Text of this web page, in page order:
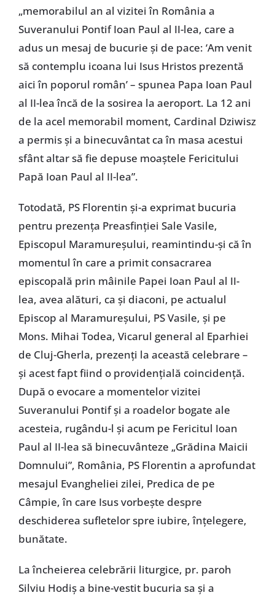
„memorabilul an al vizitei în România a
Suveranului Pontif Ioan Paul al II-lea, care a
adus un mesaj de bucurie şi de pace: ‘Am venit
să contemplu icoana lui Isus Hristos prezentă
aici în poporul român’ – spunea Papa Ioan Paul
al II-lea încă de la sosirea la aeroport. La 12 ani
de la acel memorabil moment, Cardinal Dziwisz
a permis şi a binecuvântat ca în masa acestui
sfânt altar să fie depuse moaştele Fericitului
Papă Ioan Paul al II-lea”.
Totodată, PS Florentin şi-a exprimat bucuria
pentru prezenţa Preasfinţiei Sale Vasile,
Episcopul Maramureşului, reamintindu-şi că în
momentul în care a primit consacrarea
episcopală prin mâinile Papei Ioan Paul al II-
lea, avea alături, ca şi diaconi, pe actualul
Episcop al Maramureşului, PS Vasile, şi pe
Mons. Mihai Todea, Vicarul general al Eparhiei
de Cluj-Gherla, prezenţi la această celebrare –
şi acest fapt fiind o providenţială coincidenţă.
După o evocare a momentelor vizitei
Suveranului Pontif şi a roadelor bogate ale
acesteia, rugându-l şi acum pe Fericitul Ioan
Paul al II-lea să binecuvânteze „Grădina Maicii
Domnului”, România, PS Florentin a aprofundat
mesajul Evangheliei zilei, Predica de pe
Câmpie, în care Isus vorbeşte despre
deschiderea sufletelor spre iubire, înţelegere,
bunătate.
La încheierea celebrării liturgice, pr. paroh
Silviu Hodiş a bine-vestit bucuria sa şi a